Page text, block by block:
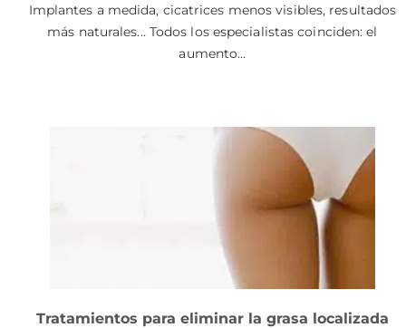
Implantes a medida, cicatrices menos visibles, resultados
más naturales... Todos los especialistas coinciden: el
aumento…
Tratamientos para eliminar la grasa localizada